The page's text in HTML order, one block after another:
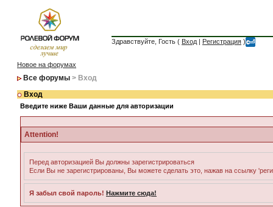
Здравствуйте, Гость ( Вход | Регистрация )
Новое на форумах
Все форумы > Вход
Вход
Введите ниже Ваши данные для авторизации
Attention!
Перед авторизацией Вы должны зарегистрироваться
Если Вы не зарегистрированы, Вы можете сделать это, нажав на ссылку
Я забыл свой пароль! Нажмите сюда!